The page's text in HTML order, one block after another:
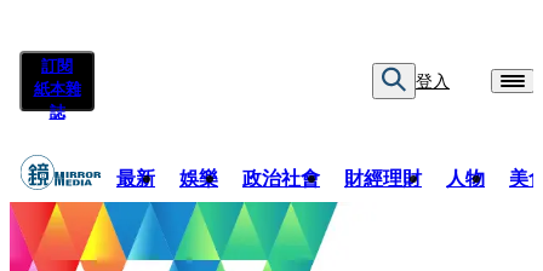
訂閱
紙本雜
誌
登入
最新 娛樂 政治社會 財經理財 人物 美